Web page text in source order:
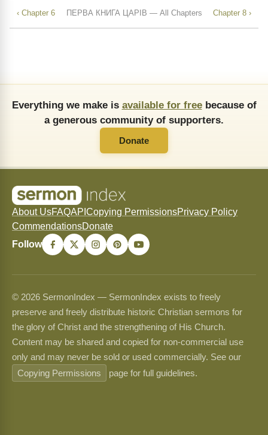
‹ Chapter 6 ПЕРВА КНИГА ЦАРІВ — All Chapters Chapter 8 ›
Everything we make is available for freebecause of
a generous community of supporters.
Donate
About UsFAQAPI Copying PermissionsPrivacy Policy
CommendationsDonate
Follow
© 2026 SermonIndex — SermonIndex exists to freely
preserve and freely distribute historic Christian sermons for
the glory of Christ and the strengthening of His Church.
Content may be shared and copied for non-commercial use
only and may never be sold or used commercially. See our
Copying Permissions
page for full guidelines.